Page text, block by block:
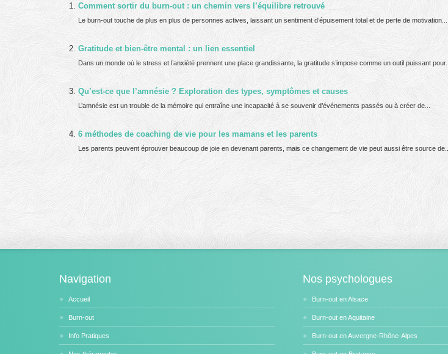
Comment sortir du burn-out : un chemin vers l’équilibre retrouvé
Le burn-out touche de plus en plus de personnes actives, laissant un sentiment d’épuisement total et de perte de motivation....
Gratitude et bien-être mental : un lien essentiel
Dans un monde où le stress et l’anxiété prennent une place grandissante, la gratitude s’impose comme un outil puissant pour...
Qu’est-ce que l’amnésie ? Exploration des types, symptômes et causes
L’amnésie est un trouble de la mémoire qui entraîne une incapacité à se souvenir d’événements passés ou à créer de...
6 méthodes de coaching de vie pour les mamans et les parents
Les parents peuvent éprouver beaucoup de joie en devenant parents, mais ce changement de vie peut aussi être source de...
Navigation
Accueil
Burn-out
Info Pratiques
Nos psychologues
Burn-out en Alsace
Burn-out en Aquitaine
Burn-out en Auvergne-Rhône-Alpes